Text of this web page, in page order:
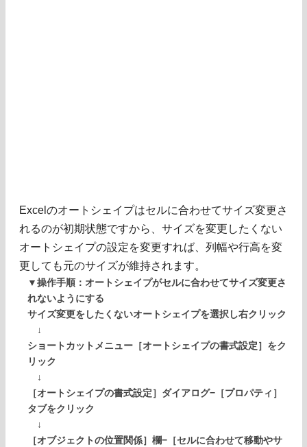
Excelのオートシェイプはセルに合わせてサイズ変更さ
れるのが初期状態ですから、サイズを変更したくない
オートシェイプの設定を変更すれば、列幅や行高を変
更しても元のサイズが維持されます。
▼操作手順：オートシェイプがセルに合わせてサイズ変更さ
れないようにする
サイズ変更をしたくないオートシェイプを選択し右クリック
↓
ショートカットメニュー［オートシェイプの書式設定］をク
リック
↓
［オートシェイプの書式設定］ダイアログ−［プロパティ］
タブをクリック
↓
［オブジェクトの位置関係］欄−［セルに合わせて移動やサ